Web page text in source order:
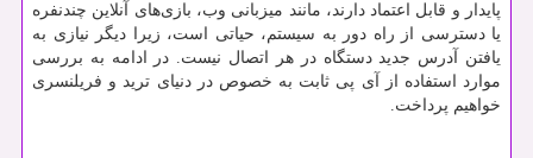
پایدار و قابل اعتماد دارند، مانند میزبانی وب، بازی‌های آنلاین چندنفره
یا دسترسی از راه دور به سیستم، حیاتی است، زیرا دیگر نیازی به
یافتن آدرس جدید دستگاه در هر اتصال نیست. در ادامه به بررسی
موارد استفاده از آی پی ثابت به خصوص در دنیای ترید و فریلنسری
خواهیم پرداخت.